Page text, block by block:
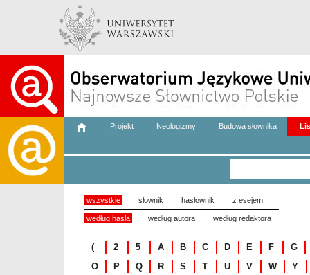
Projekt Neologizmy Budowa słownika
wszystkie słownik hasłownik z esejem
według hasła według autora według redaktora
( 2 5 A B C D E F
G
O
P Q R S T U V W Y